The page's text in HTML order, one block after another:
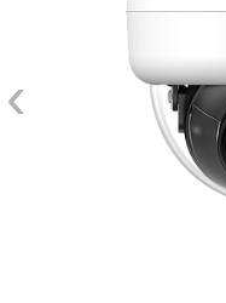
‹